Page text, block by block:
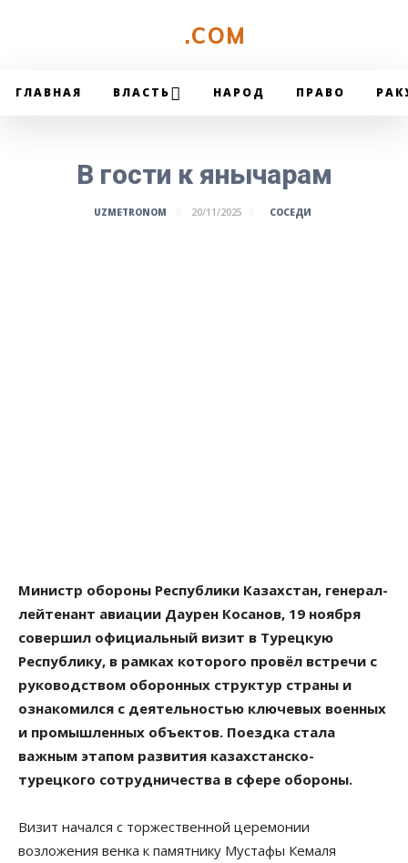
.COM
ГЛАВНАЯ ВЛАСТЬ НАРОД ПРАВО
В гости к янычарам
UZMETRONOM 20/11/2025 СОСЕДИ
Министр обороны Республики Казахстан, генерал-
лейтенант авиации Даурен Косанов, 19 ноября
совершил официальный визит в Турецкую
Республику, в рамках которого провёл встречи с
руководством оборонных структур страны и
ознакомился с деятельностью ключевых военных
и промышленных объектов. Поездка стала
важным этапом развития казахстанско-
турецкого сотрудничества в сфере обороны.
Визит начался с торжественной церемонии
возложения венка к памятнику Мустафы Кемаля